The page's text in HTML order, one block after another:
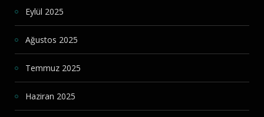
Eylül 2025
Ağustos 2025
Temmuz 2025
Haziran 2025